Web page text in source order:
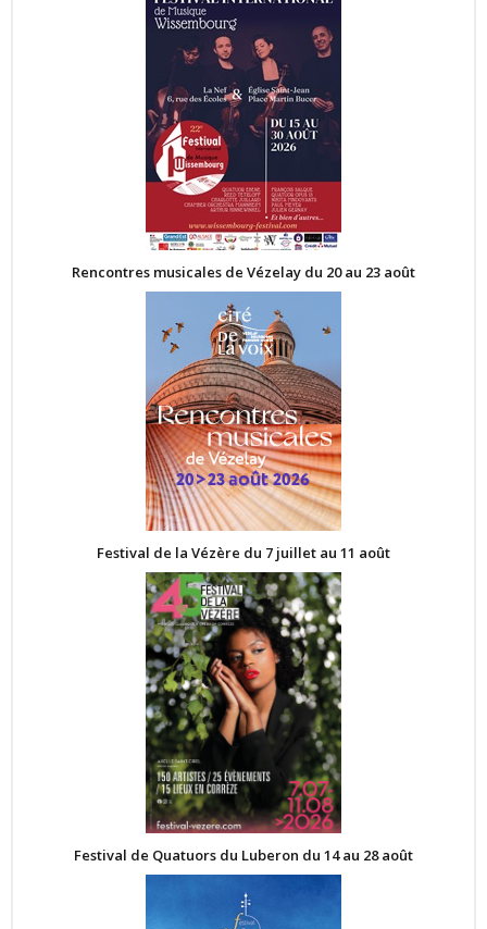
Rencontres musicales de Vézelay du 20 au 23 août
Festival de la Vézère du 7 juillet au 11 août
Festival de Quatuors du Luberon du 14 au 28 août